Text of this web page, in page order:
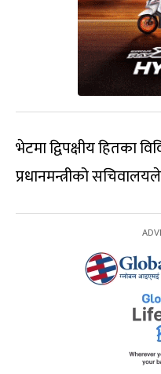
भेटमा द्विपक्षीय हितका
प्रधानमन्त्रीको